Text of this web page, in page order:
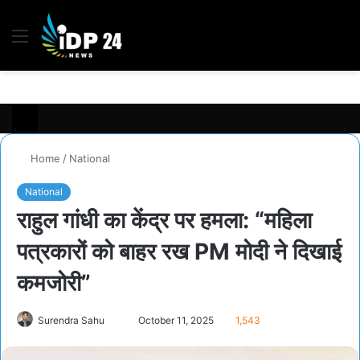
Menu
Home / National
National
राहुल गांधी का केंद्र पर हमला: “महिला
पत्रकारों को बाहर रख PM मोदी ने दिखाई
कमजोरी”
Surendra Sahu October 11, 2025 1,543